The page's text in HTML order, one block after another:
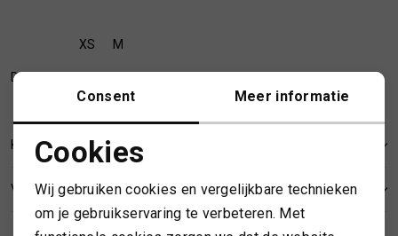
SCHOENEN
SIERADEN
SJAALS
TASSEN EN RUGZAKKEN
VESTEN
XS M
Deventer
KENMERKEN
VERZENDEN EN RETOURNEREN
Noodzakelijke cookies
Consent Meer informatie
Cookies
Wij gebruiken cookies en vergelijkbare technieken
om je gebruikservaring te verbeteren. Met